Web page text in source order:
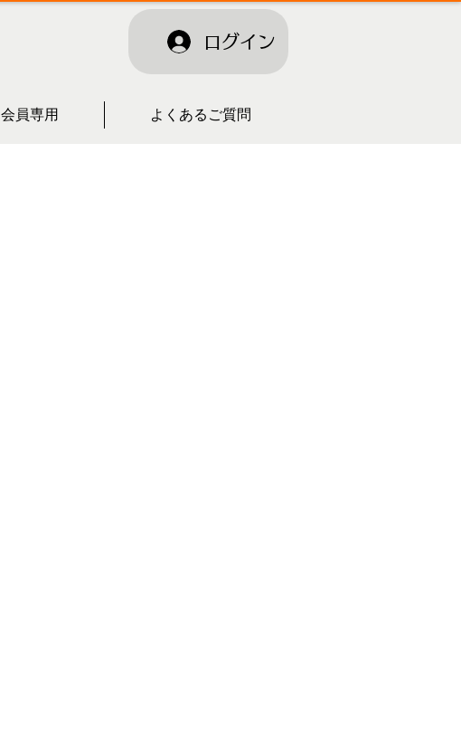
ログイン
会員専用 よくあるご質問